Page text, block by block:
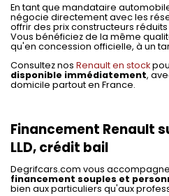
En tant que mandataire
négocie directement avec les
offrir des prix constructeurs
Vous bénéficiez de la même
qu'en concession officielle, à un
Consultez nos Renault en stock
disponible immédiatement,
domicile partout en France.
Financement Renault
LLD, crédit bail
Degrifcars.com vous
financement souples et
bien aux particuliers qu'aux